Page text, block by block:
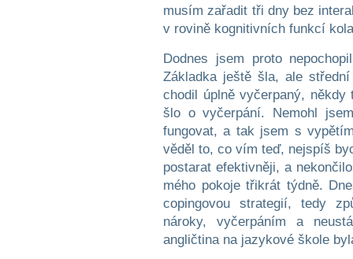
musím zařadit tři dny bez
v rovině kognitivních funkcí
Dodnes jsem proto
Základka ještě šla, ale
chodil úplně vyčerpaný,
šlo o vyčerpání. Nemohl
fungovat, a tak jsem s
věděl to, co vím teď, nejspíš
postarat efektivněji, a
mého pokoje třikrát týdně.
copingovou strategií, tedy
nároky, vyčerpáním a
angličtina na jazykové škole